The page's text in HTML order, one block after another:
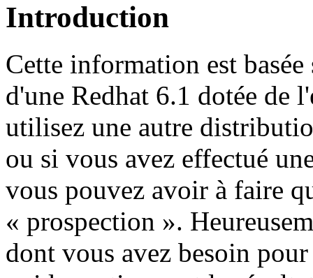
Introduction
Cette information est
d'une Redhat 6.1 dotée de
utilisez une autre
ou si vous avez effectué
vous pouvez avoir à faire
« prospection ».
dont vous avez besoin